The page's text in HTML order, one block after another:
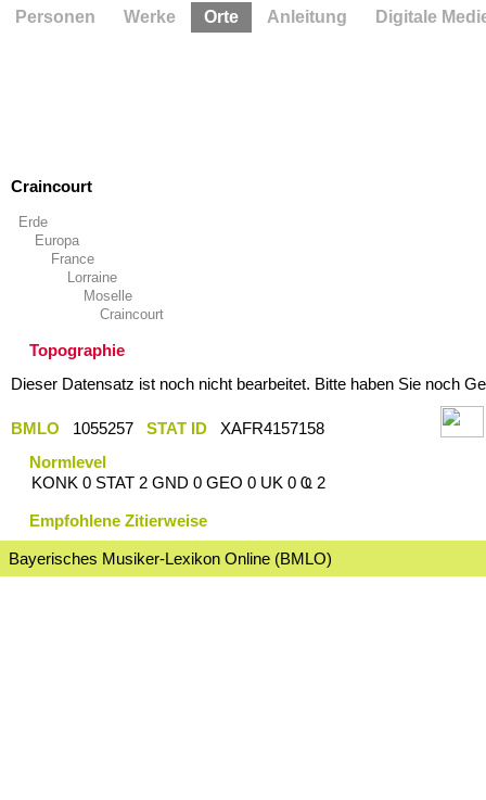
Craincourt
Erde
Europa
France
Lorraine
Moselle
Craincourt
Topographie
Dieser Datensatz ist noch nicht bearbeitet. Bitte haben Sie noch
BMLO 1055257 STAT ID
XAFR4157158
Normlevel
KONK 0 STAT 2 GND 0 GEO 0 UK 0 Ҩ 2
Empfohlene Zitierweise
Bayerisches Musiker-Lexikon Online (BMLO)
Personen Werke Orte Anleitung Digitale